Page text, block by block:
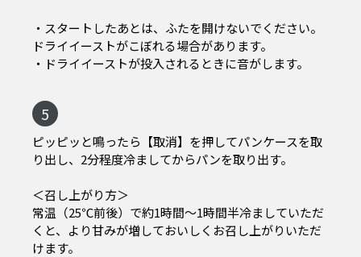
・スタートしたあとは、ふたを開けないでください。
ドライイーストがこぼれる場合があります。
・ドライイーストが投入されるときに音がします。
5
ピッピッと鳴ったら【取消】を押してパンケースを取
り出し、2分程度冷ましてからパンを取り出す。
＜召し上がり方＞
常温（25℃前後）で約1時間～1時間半冷ましていただ
くと、より甘みが増しておいしくお召し上がりいただ
けます。